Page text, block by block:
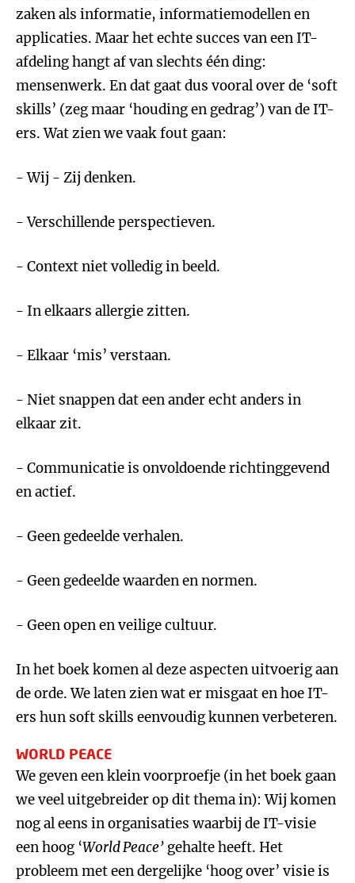
zaken als informatie, informatiemodellen en
applicaties. Maar het echte succes van een IT-
afdeling hangt af van slechts één ding:
mensenwerk. En dat gaat dus vooral over de ‘soft
skills’ (zeg maar ‘houding en gedrag’) van de IT-
ers. Wat zien we vaak fout gaan:
- Wij - Zij denken.
- Verschillende perspectieven.
- Context niet volledig in beeld.
- In elkaars allergie zitten.
- Elkaar ‘mis’ verstaan.
- Niet snappen dat een ander echt anders in
elkaar zit.
- Communicatie is onvoldoende richtinggevend
en actief.
- Geen gedeelde verhalen.
- Geen gedeelde waarden en normen.
- Geen open en veilige cultuur.
In het boek komen al deze aspecten uitvoerig aan
de orde. We laten zien wat er misgaat en hoe IT-
ers hun soft skills eenvoudig kunnen verbeteren.
WORLD PEACE
We geven een klein voorproefje (in het boek gaan
we veel uitgebreider op dit thema in): Wij komen
nog al eens in organisaties waarbij de IT-visie
een hoog ‘World Peace’ gehalte heeft. Het
probleem met een dergelijke ‘hoog over’ visie is